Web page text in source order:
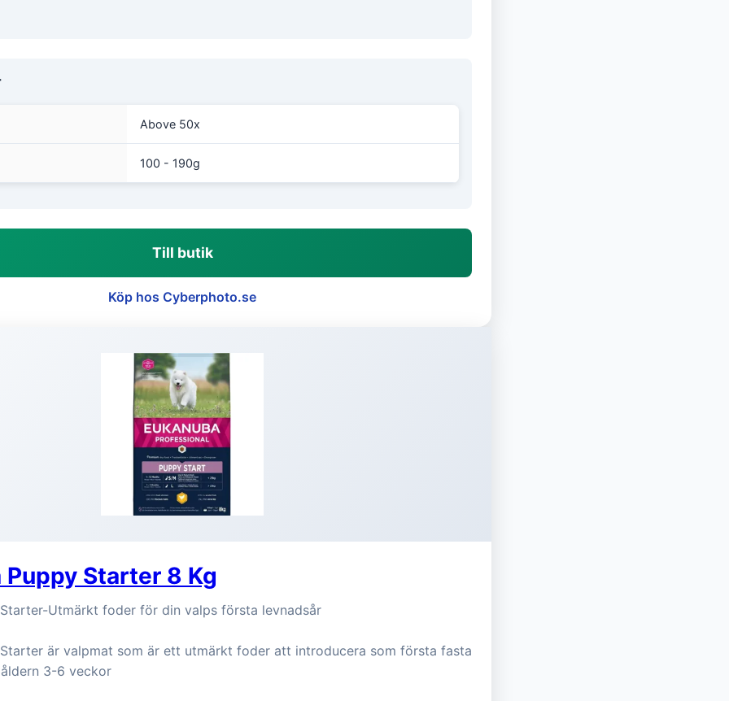
Above 50x
100 - 190g
Till butik
Köp hos Cyberphoto.se
Puppy Starter 8 Kg
Utmärkt foder för din valps första levnadsår
är valpmat som är ett utmärkt foder att introducera som första fasta
3-6 veckor